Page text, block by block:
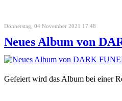
Donnerstag, 04 November 2021 17:48
Neues Album von
Gefeiert wird das Album bei einer